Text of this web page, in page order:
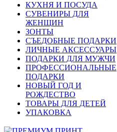
КУХНЯ И ПОСУДА
СУВЕНИРЫ ДЛЯ
ЖЕНЩИН
ЗОНТЫ
СЪЕДОБНЫЕ ПОДАРКИ
ЛИЧНЫЕ АКСЕССУАРЫ
ПОДАРКИ ДЛЯ МУЖЧИ
ПРОФЕССИОНАЛЬНЫЕ
ПОДАРКИ
НОВЫЙ ГОД И
РОЖДЕСТВО
ТОВАРЫ ДЛЯ ДЕТЕЙ
УПАКОВКА